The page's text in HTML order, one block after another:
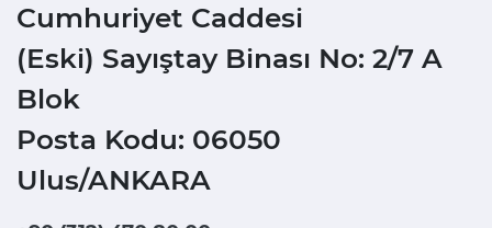
Cumhuriyet Caddesi
(Eski) Sayıştay Binası No: 2/7 A
Blok
Posta Kodu: 06050
Ulus/ANKARA